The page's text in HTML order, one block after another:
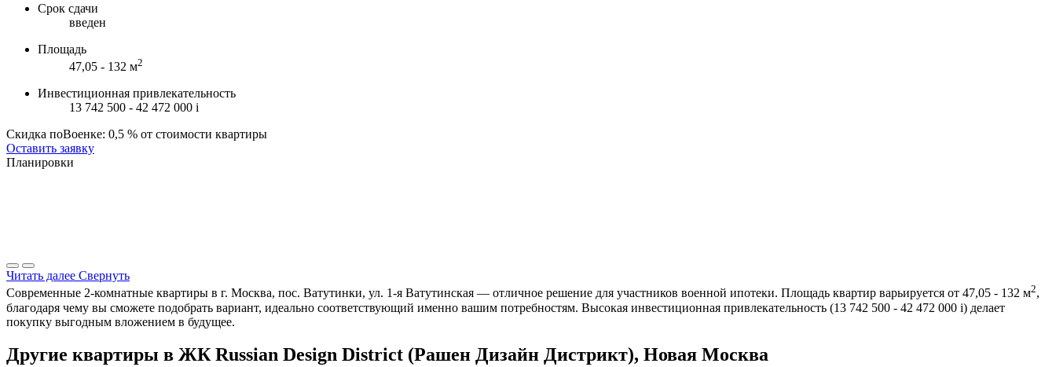
Срок сдачи
введен
Площадь
47,05 - 132 м2
Инвестиционная привлекательность
13 742 500 - 42 472 000 i
Скидка поВоенке: 0,5 % от стоимости квартиры
Оставить заявку
Планировки
Читать далее Свернуть
Современные 2-комнатные квартиры в г. Москва, пос. Ватутинки, ул. 1-я Ватутинская — отличное решение для участников военной ипотеки. Площадь квартир варьируется от 47,05 - 132 м2,
благодаря чему вы сможете подобрать вариант, идеально соответствующий именно вашим потребностям. Высокая инвестиционная привлекательность (13 742 500 - 42 472 000 i) делает
покупку выгодным вложением в будущее.
Другие квартиры в ЖК Russian Design District (Рашен Дизайн Дистрикт), Новая Москва